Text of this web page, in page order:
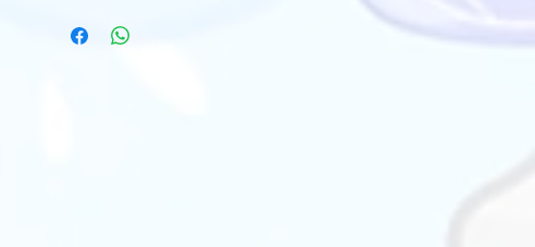
Kinder
unter 3 Jahren NICHT geeignet